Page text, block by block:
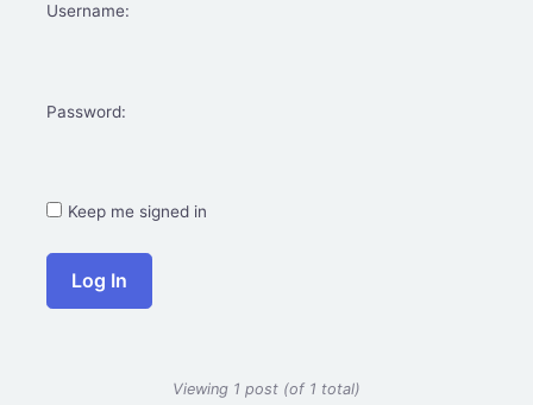
Viewing 1 post (of 1 total)
Username:
Password:
Keep me signed in
Log In